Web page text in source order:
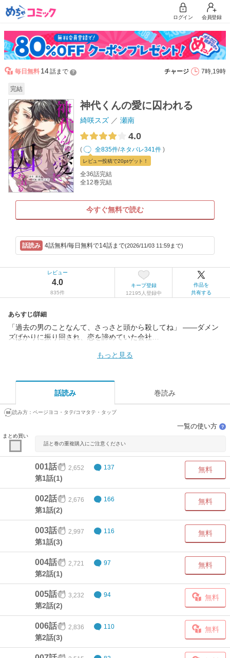
ログイン 会員登録
毎日無料 14話まで ？ チャージ 7時,19時
完結
神代くんの愛に囚われる
綺咲スズ 瀬南
4.0
( 全835件/ネタバレ341件 )
レビュー投稿で20ptゲット！
全36話完結
全12巻完結
今すぐ無料で読む
4話無料/毎日無料で14話まで(2026/11/03 11:59まで)
レビュー
4.0
835件
キープ登録
12195人登録中
作品を
共有する
あらすじ/詳細
「過去の男のことなんて、さっさと頭から殺してね」 ――ダメン
ズばかりに振り回され、恋を諦めていた会社…
もっと見る
話読み 巻読み
読み方： ページヨコ・タテ/コマタテ・タップ
まとめ買い
一覧の使い方 ？
話と巻の重複購入にご注意ください
001話 2,652 137
第1話(1)
無料
002話 2,676 166
第1話(2)
無料
003話 2,997 116
第1話(3)
無料
004話 2,721 97
第2話(1)
無料
005話 3,232 94
第2話(2)
無料
006話 2,836 110
第2話(3)
無料